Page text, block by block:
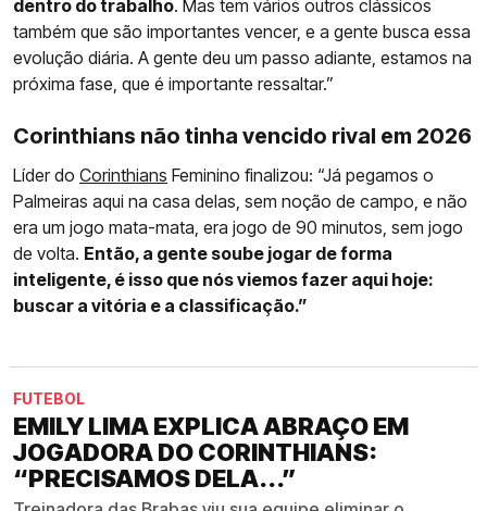
dentro do trabalho. Mas tem vários outros clássicos
também que são importantes vencer, e a gente busca essa
evolução diária. A gente deu um passo adiante, estamos na
próxima fase, que é importante ressaltar.”
Corinthians não tinha vencido rival em 2026
Líder do Corinthians Feminino finalizou: “Já pegamos o
Palmeiras aqui na casa delas, sem noção de campo, e não
era um jogo mata-mata, era jogo de 90 minutos, sem jogo
de volta. Então, a gente soube jogar de forma
inteligente, é isso que nós viemos fazer aqui hoje:
buscar a vitória e a classificação.”
FUTEBOL
EMILY LIMA EXPLICA ABRAÇO EM
JOGADORA DO CORINTHIANS:
“PRECISAMOS DELA...”